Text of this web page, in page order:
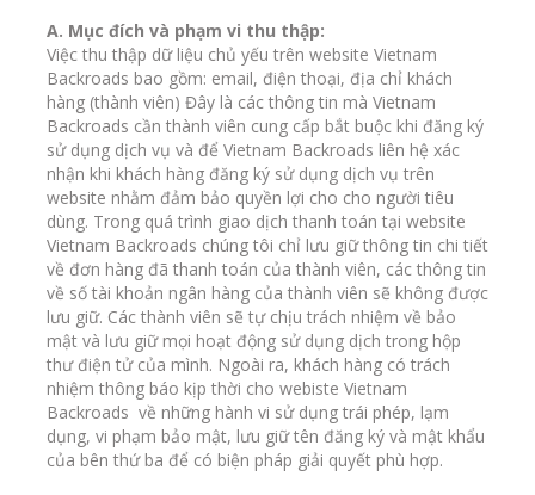
v
i
g
a
t
i
o
n
A. Mục đích và phạm vi thu thập:
Việc thu thập dữ liệu chủ yếu trên website Vietnam
Backroads bao gồm: email, điện thoại, địa chỉ khách
hàng (thành viên) Đây là các thông tin mà Vietnam
Backroads cần thành viên cung cấp bắt buộc khi đăng ký
sử dụng dịch vụ và để Vietnam Backroads liên hệ xác
nhận khi khách hàng đăng ký sử dụng dịch vụ trên
website nhằm đảm bảo quyền lợi cho cho người tiêu
dùng. Trong quá trình giao dịch thanh toán tại website
Vietnam Backroads chúng tôi chỉ lưu giữ thông tin chi tiết
về đơn hàng đã thanh toán của thành viên, các thông tin
về số tài khoản ngân hàng của thành viên sẽ không được
lưu giữ. Các thành viên sẽ tự chịu trách nhiệm về bảo
mật và lưu giữ mọi hoạt động sử dụng dịch trong hộp
thư điện tử của mình. Ngoài ra, khách hàng có trách
nhiệm thông báo kịp thời cho webiste Vietnam
Backroads về những hành vi sử dụng trái phép, lạm
dụng, vi phạm bảo mật, lưu giữ tên đăng ký và mật khẩu
của bên thứ ba để có biện pháp giải quyết phù hợp.